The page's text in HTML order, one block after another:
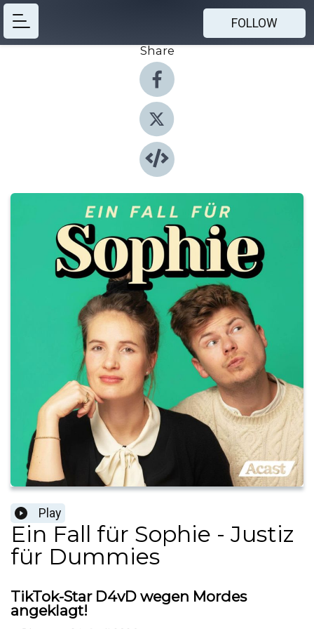
FOLLOW
Share
Play
Ein Fall für Sophie - Justiz
für Dummies
TikTok-Star D4vD wegen Mordes
angeklagt!